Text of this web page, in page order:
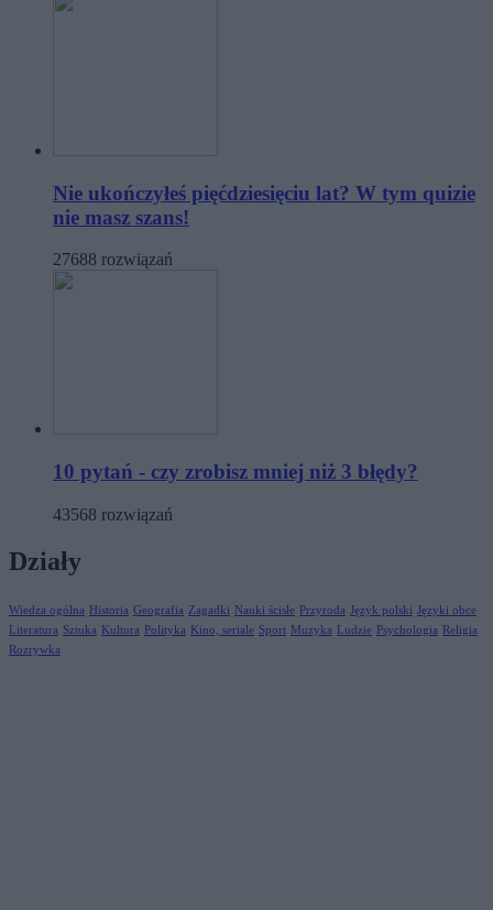
Nie ukończyłeś pięćdziesięciu lat? W tym quizie
nie masz szans!
27688 rozwiązań
10 pytań - czy zrobisz mniej niż 3 błędy?
43568 rozwiązań
Działy
Wiedza ogólna Historia Geografia Zagadki Nauki ścisłe Przyroda Język polski Języki obce
Literatura Sztuka Kultura Polityka Kino, seriale Sport Muzyka Ludzie Psychologia
Religia
Rozrywka